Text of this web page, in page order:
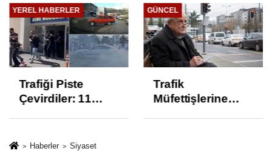
YEREL HABERLER
Trafiği Piste
Çevirdiler: 11
Lira Ceza..!
GÜNCEL
Trafik
Müfettişlerine
Haberler Siyaset